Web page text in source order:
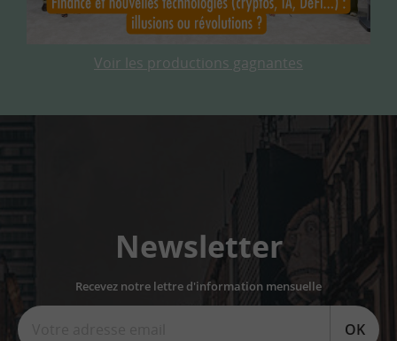
Voir les productions gagnantes
Newsletter
Recevez notre lettre d'information mensuelle
OK